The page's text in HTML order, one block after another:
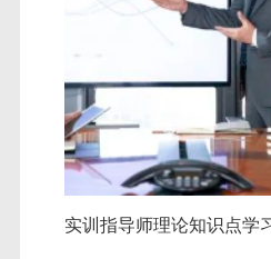
实训指导师理论知识点学